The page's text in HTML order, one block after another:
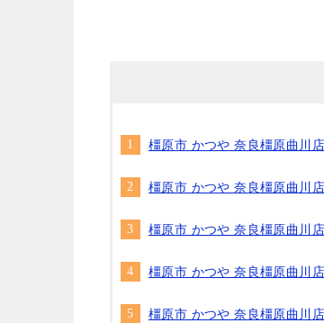
橿原市 かつや 奈良橿原曲川
橿原市 かつや 奈良橿原曲川
橿原市 かつや 奈良橿原曲川
橿原市 かつや 奈良橿原曲川
橿原市 かつや 奈良橿原曲川